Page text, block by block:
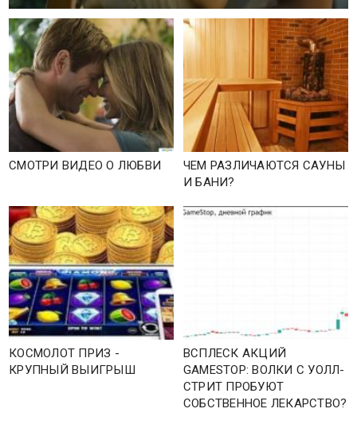
СМОТРИ ВИДЕО О ЛЮБВИ
ЧЕМ РАЗЛИЧАЮТСЯ САУНЫ
И БАНИ?
КОСМОЛОТ ПРИЗ -
КРУПНЫЙ ВЫИГРЫШ
ВСПЛЕСК АКЦИЙ
GAMESTOP: ВОЛКИ С УОЛЛ-
СТРИТ ПРОБУЮТ
СОБСТВЕННОЕ ЛЕКАРСТВО?